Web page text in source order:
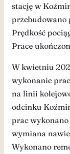
stację w
przebudowano
Prędkość
Prace
W kwietniu
wykonanie
na linii
odcinku
prac
wymiana
Wykonano